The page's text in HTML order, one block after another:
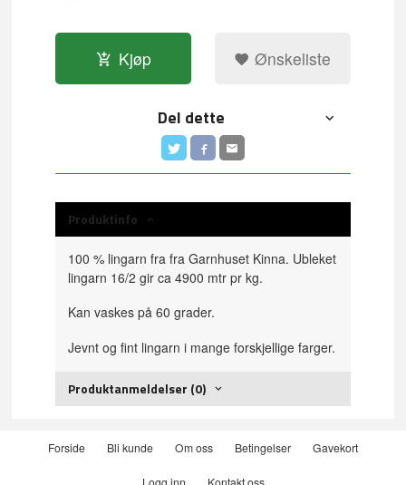
Kjøp Ønskeliste
Del dette
Produktinfo
100 % lingarn fra fra Garnhuset Kinna. Ubleket
lingarn 16/2 gir ca 4900 mtr pr kg.
Kan vaskes på 60 grader.
Jevnt og fint lingarn i mange forskjellige farger.
Produktanmeldelser (0)
Forside Bli kunde Om oss Betingelser Gavekort
Logg inn Kontakt oss